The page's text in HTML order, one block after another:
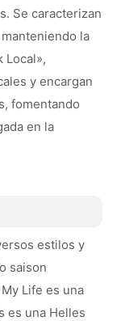
Se caracterizan
la
Local»,
y encargan
fomentando
en la
estilos y
saison
Life es una
es una Helles